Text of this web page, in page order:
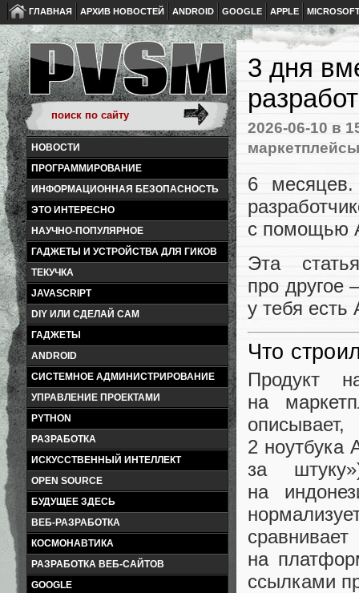
ГЛАВНАЯ АРХИВ НОВОСТЕЙ ANDROID GOOGLE APPLE
НОВОСТИ
ПРОГРАММИРОВАНИЕ
ИНФОРМАЦИОННАЯ БЕЗОПАСНОСТЬ
ЭТО ИНТЕРЕСНО
НАУЧНО-ПОПУЛЯРНОЕ
ГАДЖЕТЫ И УСТРОЙСТВА ДЛЯ ГИКОВ
ТЕКУЧКА
JAVASCRIPT
DIY ИЛИ СДЕЛАЙ САМ
ГАДЖЕТЫ
ANDROID
СИСТЕМНОЕ АДМИНИСТРИРОВАНИЕ
УПРАВЛЕНИЕ ПРОЕКТАМИ
PYTHON
РАЗРАБОТКА
ИСКУССТВЕННЫЙ ИНТЕЛЛЕКТ
OPEN SOURCE
БУДУЩЕЕ ЗДЕСЬ
ВЕБ-РАЗРАБОТКА
КОСМОНАВТИКА
РАЗРАБОТКА ВЕБ-САЙТОВ
GOOGLE
3 дня
2026-06-10 в
маркетплейсы
6
с помощью
Эта
про другое
у тебя есть
Что
Продукт
на
2 ноутбука
за
на
на
ссылками